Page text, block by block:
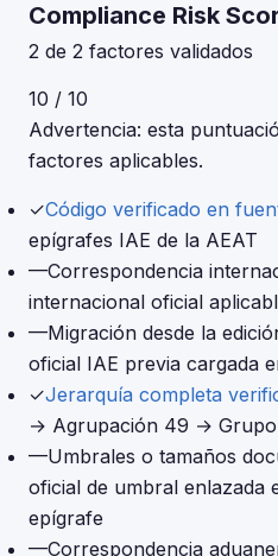
Compliance Risk
2 de 2 factores validados
10 / 10
Advertencia: esta
factores aplicables.
✓Código verificado en
epígrafes IAE de la AEAT
—Correspondencia
internacional oficial
—Migración desde la
oficial IAE previa cargada
✓Jerarquía completa
→ Agrupación 49 →
—Umbrales o tamaños
oficial de umbral enlazada
epígrafe
—Correspondencia